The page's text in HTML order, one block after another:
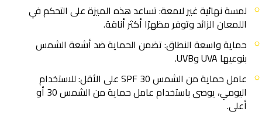
لمسة نهائية غير لامعة: تساعد هذه الميزة على التحكم في
اللمعان الزائد وتوفر مظهرًا أكثر أناقة.
حماية واسعة النطاق: تضمن الحماية ضد أشعة الشمس
بنوعيها UVA وUVB.
عامل حماية من الشمس SPF 30 على الأقل: للاستخدام
اليومي، يوصى باستخدام عامل حماية من الشمس 30 أو
أعلى.